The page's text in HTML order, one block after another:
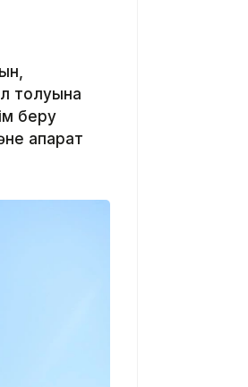
толуына
беру
ақпарат